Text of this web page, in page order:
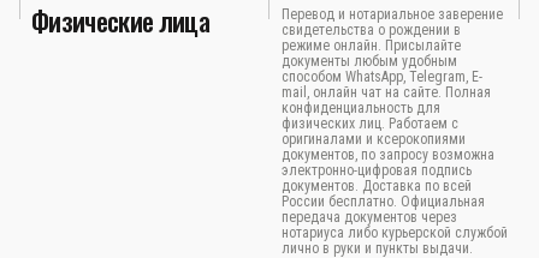
Физические лица
Перевод и нотариальное заверение
свидетельства о рождении в
режиме онлайн. Присылайте
документы любым удобным
способом WhatsApp, Telegram, E-
mail, онлайн чат на сайте. Полная
конфиденциальность для
физических лиц. Работаем с
оригиналами и ксерокопиями
документов, по запросу возможна
электронно-цифровая подпись
документов. Доставка по всей
России бесплатно. Официальная
передача документов через
нотариуса либо курьерской службой
лично в руки и пункты выдачи.